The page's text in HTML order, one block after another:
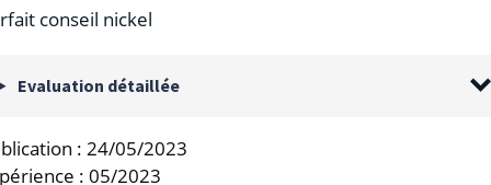
conseil nickel
Evaluation détaillée
: 24/05/2023
: 05/2023